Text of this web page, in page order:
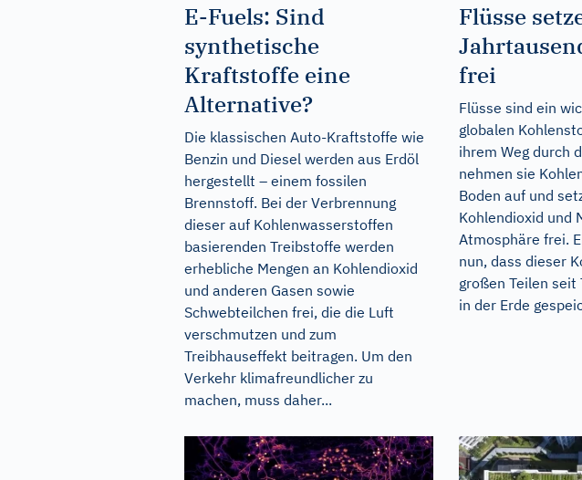
E-Fuels: Sind
synthetische
Kraftstoffe eine
Alternative?
Die klassischen Auto-Kraftstoffe wie
Benzin und Diesel werden aus Erdöl
hergestellt – einem fossilen
Brennstoff. Bei der Verbrennung
dieser auf Kohlenwasserstoffen
basierenden Treibstoffe werden
erhebliche Mengen an Kohlendioxid
und anderen Gasen sowie
Schwebteilchen frei, die die Luft
verschmutzen und zum
Treibhauseffekt beitragen. Um den
Verkehr klimafreundlicher zu
machen, muss daher...
Flüsse
frei
Flüsse sind ein
globalen
ihrem Weg durch
nehmen sie
Boden auf und
Kohlendioxid und
Atmosphäre frei.
nun, dass dieser
großen Teilen seit
in der Erde